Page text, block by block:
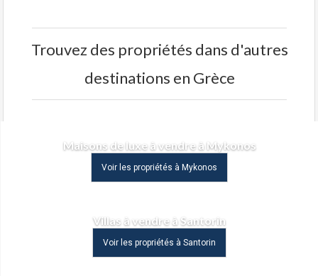
Trouvez des propriétés dans d'autres
destinations en Grèce
Maisons de luxe à vendre à Mykonos
Voir les propriétés à Mykonos
Villas à vendre à Santorin
Voir les propriétés à Santorin